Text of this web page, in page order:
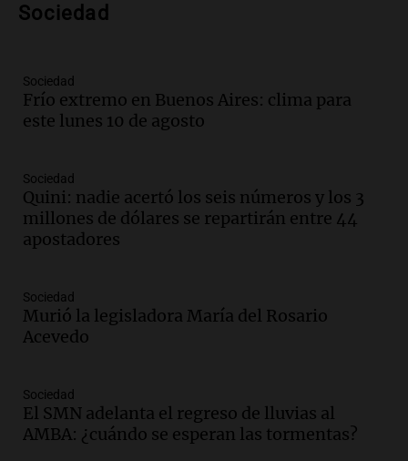
investigación internacional sobre asma
Episodios
Audio.Suspenden descuento en SUBE y
aumentan tarifas del SUBTE en Buenos
Episodios
Audio.Kicillof critica la desregulación
financiera y el aumento de la morosidad
Episodios
Audio.La UNT evalúa apelación ante la
Corte Suprema tras fallo que aparta a
Episodios
Audio.El cardenal Ángel Rossi advirtió
Sociedad
Sociedad
Frío extremo en Buenos Aires: clima para
este lunes 10 de agosto
Sociedad
Quini: nadie acertó los seis números y los 3
millones de dólares se repartirán entre 44
apostadores
Sociedad
Murió la legisladora María del Rosario
Acevedo
Sociedad
El SMN adelanta el regreso de lluvias al
AMBA: ¿cuándo se esperan las tormentas?